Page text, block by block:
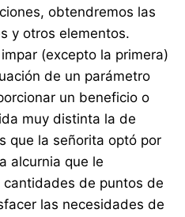
obtendremos las
y otros elementos.
(excepto la primera)
de un parámetro
un beneficio o
muy distinta la de
que la señorita optó por
alcurnia que le
de puntos de
las necesidades de